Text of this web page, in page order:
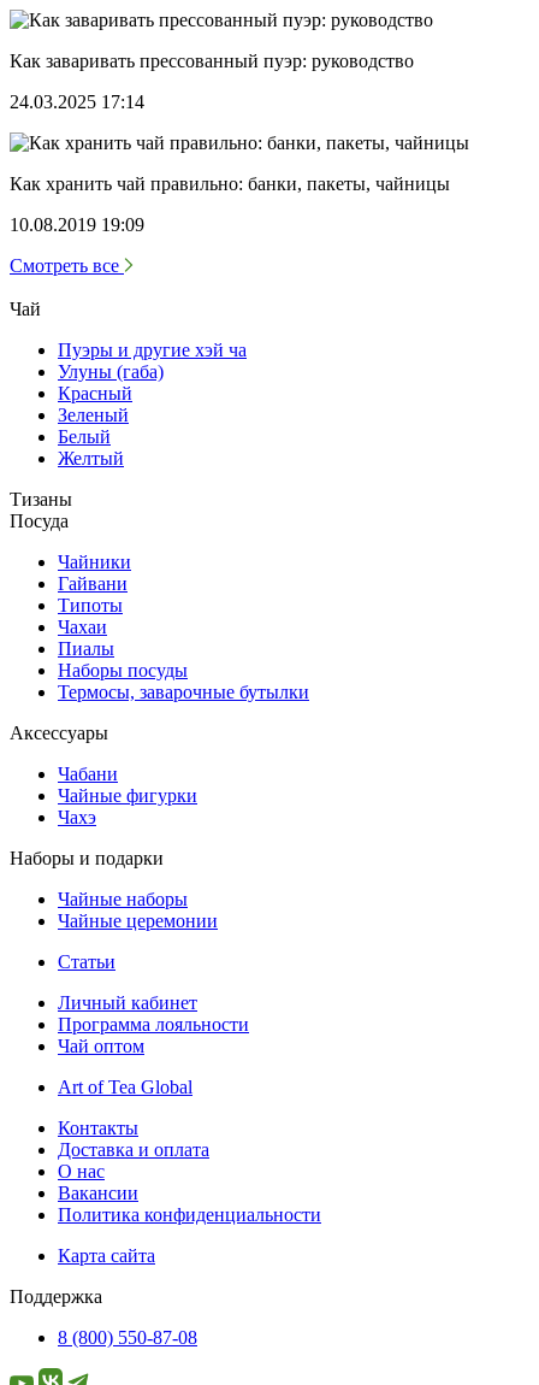
Как заваривать прессованный пуэр: руководство
24.03.2025 17:14
Как хранить чай правильно: банки, пакеты, чайницы
10.08.2019 19:09
Смотреть все
Чай
Пуэры и другие хэй ча
Улуны (габа)
Красный
Зеленый
Белый
Желтый
Тизаны
Посуда
Чайники
Гайвани
Типоты
Чахаи
Пиалы
Наборы посуды
Термосы, заварочные бутылки
Аксессуары
Чабани
Чайные фигурки
Чахэ
Наборы и подарки
Чайные наборы
Чайные церемонии
Статьи
Личный кабинет
Программа лояльности
Чай оптом
Art of Tea Global
Контакты
Доставка и оплата
О нас
Вакансии
Политика конфиденциальности
Карта сайта
Поддержка
8 (800) 550-87-08